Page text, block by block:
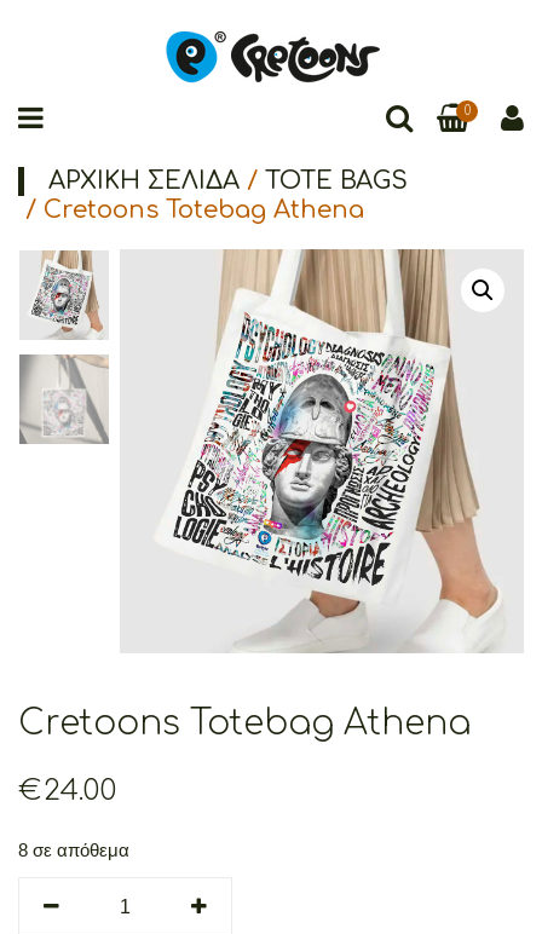
0
ΑΡΧΙΚΉ ΣΕΛΊΔΑ / TOTE BAGS
/ Cretoons Totebag Athena
Cretoons Totebag Athena
€24.00
8 σε απόθεμα
Totebag